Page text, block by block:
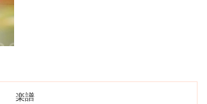
楽譜